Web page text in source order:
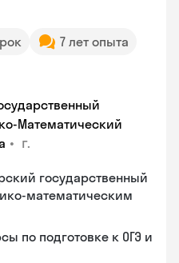
7 лет опыта
Математический
• г.
государственный
математическим
по подготовке к ОГЭ и